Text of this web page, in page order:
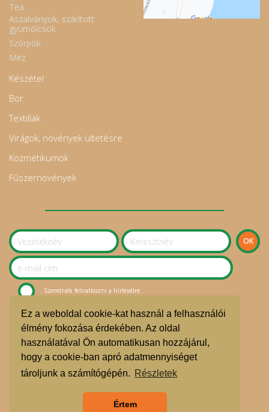
Ez a weboldal cookie-kat használ a felhasználói
élmény fokozása érdekében. Az oldal
használatával Ön automatikusan hozzájárul,
hogy a cookie-ban apró adatmennyiséget
tároljunk a számítógépén. Részletek
Értem
Tea
Aszalványok, szárított
gyümölcsök
Szörpök
Méz
Készétel
Bor
Textilíák
Virágok, növények ültetésre
Kozmetikumok
Fűszernövények
Szeretnék feliratkozni a hírlevélre.
© Sziget Kosara Bevásárlóközösség 2020.
ÁSZF
Adatvédelmi nyilatkozat
Árgarancia